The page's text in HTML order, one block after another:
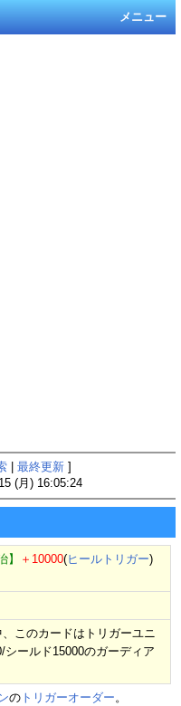
メニュー
| 最終更新]
(月) 16:05:24
】 ＋10000(ヒールトリガー)
このカードはトリガーユニ
ールド15000のガーディア
の トリガーオーダー。